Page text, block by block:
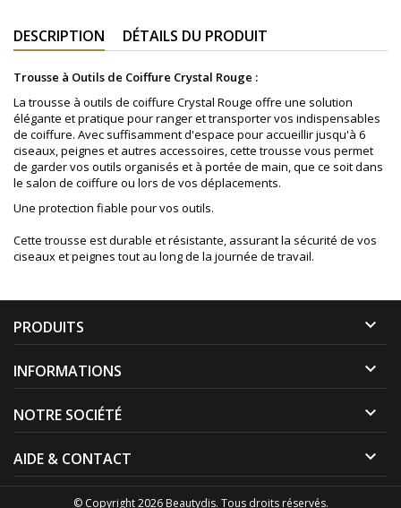
DESCRIPTION DÉTAILS DU PRODUIT
Trousse à Outils de Coiffure Crystal Rouge :
La trousse à outils de coiffure Crystal Rouge offre une solution
élégante et pratique pour ranger et transporter vos indispensables
de coiffure. Avec suffisamment d'espace pour accueillir jusqu'à 6
ciseaux, peignes et autres accessoires, cette trousse vous permet
de garder vos outils organisés et à portée de main, que ce soit dans
le salon de coiffure ou lors de vos déplacements.
Une protection fiable pour vos outils.
Cette trousse est durable et résistante, assurant la sécurité de vos
ciseaux et peignes tout au long de la journée de travail.
PRODUITS 
INFORMATIONS 
NOTRE SOCIÉTÉ 
AIDE & CONTACT 
© Copyright 2026 Beautydis. Tous droits réservés.